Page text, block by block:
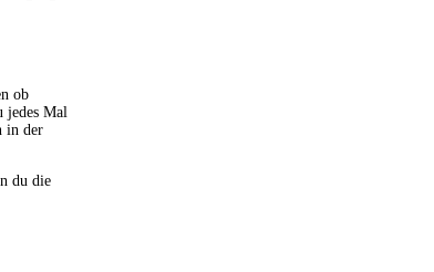
ob
jedes Mal
in der
du die